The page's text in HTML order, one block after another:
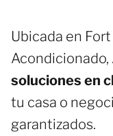
Ubicada en
Acondicionado,
soluciones en
tu casa o
garantizados.